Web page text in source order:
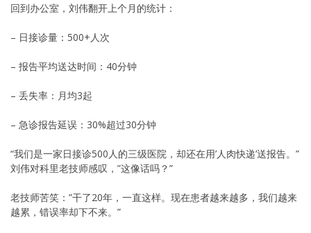
回到办公室，刘伟翻开上个月的统计：
– 日接诊量：500+人次
– 报告平均送达时间：40分钟
– 丢失率：月均3起
– 急诊报告延误：30%超过30分钟
“我们是一家日接诊500人的三级医院，却还在用’人肉快递’送报告。”
刘伟对科里老技师感叹，”这像话吗？”
老技师苦笑：”干了20年，一直这样。现在患者越来越多，我们越来
越累，错误率却下不来。”